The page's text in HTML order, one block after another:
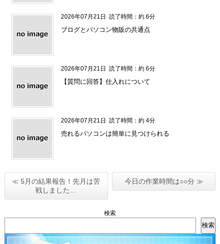
2026年07月21日 読了時間：約 6分
ブログとパソコン物販の共通点
2026年07月21日 読了時間：約 6分
【質問に回答】仕入れについて
2026年07月21日 読了時間：約 4分
売れるパソコンは簡単に見つけられる
≪ 5月の結果報告！先月は苦
戦しました…
今日の作業時間は○○分 ≫
検索
検索